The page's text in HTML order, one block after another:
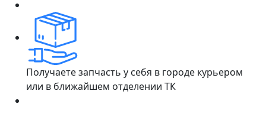
Получаете запчасть у себя в городе курьером
или в ближайшем отделении ТК